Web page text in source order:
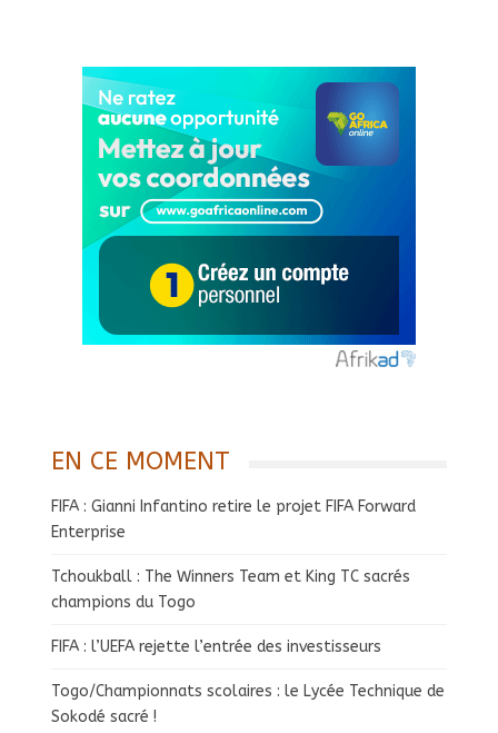
EN CE MOMENT
FIFA : Gianni Infantino retire le projet FIFA Forward
Enterprise
Tchoukball : The Winners Team et King TC sacrés
champions du Togo
FIFA : l’UEFA rejette l’entrée des investisseurs
Togo/Championnats scolaires : le Lycée Technique de
Sokodé sacré !